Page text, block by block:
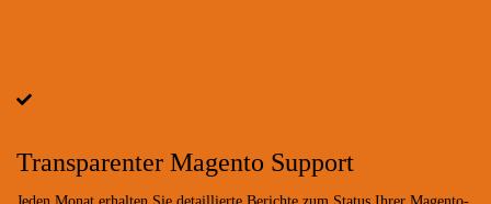
Transparenter Magento Support